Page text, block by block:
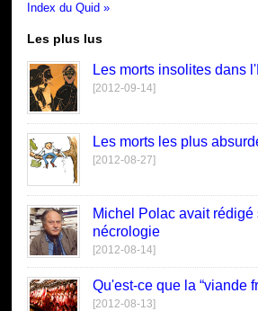
Index du Quid »
Les plus lus
Les morts insolites dans
[2012-09-14]
Les morts les plus
[2012-08-27]
Michel Polac avait rédigé
nécrologie
[2012-08-14]
Qu'est-ce que la “viande
[2012-08-13]